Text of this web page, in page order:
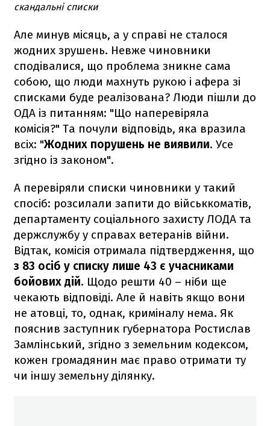
скандальні списки
Але минув місяць, а у справі не сталося
жодних зрушень. Невже чиновники
сподівалися, що проблема зникне сама
собою, що люди махнуть рукою і афера зі
списками буде реалізована? Люди пішли до
ОДА із питанням: "Що наперевіряла
комісія?" Та почули відповідь, яка вразила
всіх: "Жодних порушень не виявили. Усе
згідно із законом".
А перевіряли списки чиновники у такий
спосіб: розсилали запити до військкоматів,
департаменту соціального захисту ЛОДА та
держслужбу у справах ветеранів війни.
Відтак, комісія отримала підтвердження, що
з 83 осіб у списку лише 43 є учасниками
бойових дій. Щодо решти 40 – ніби ще
чекають відповіді. Але й навіть якщо вони
не атовці, то, однак, криміналу нема. Як
пояснив заступник губернатора Ростислав
Замлінський, згідно з земельним кодексом,
кожен громадянин має право отримати ту
чи іншу земельну ділянку.